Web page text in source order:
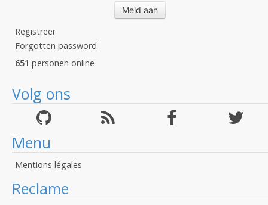
Registreer
Forgotten password
651 personen online
Volg ons
Menu
Mentions légales
Reclame